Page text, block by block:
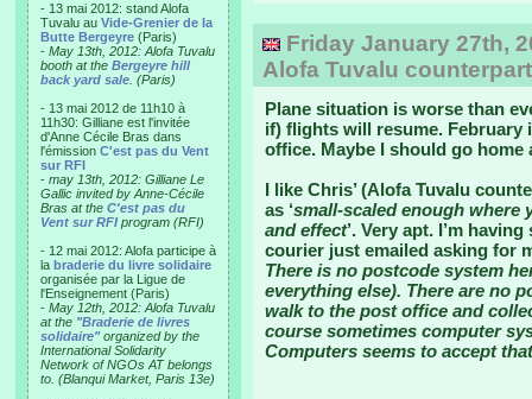
- 13 mai 2012: stand Alofa
Tuvalu au Vide-Grenier de la
Butte Bergeyre (Paris)
- May 13th, 2012: Alofa Tuvalu
booth at the Bergeyre hill
back yard sale . (Paris)
- 13 mai 2012 de 11h10 à
11h30: Gilliane est l'invitée
d'Anne Cécile Bras dans
l'émission C'est pas du Vent
sur RFI
- may 13th, 2012: Gilliane Le
Gallic invited by Anne-Cécile
Bras at the C'est pas du
Vent sur RFI program (RFI)
- 12 mai 2012: Alofa participe à
la braderie du livre solidaire
organisée par la Ligue de
l'Enseignement (Paris)
- May 12th, 2012: Alofa Tuvalu
at the "Braderie de livres
solidaire"organized by the
International Solidarity
Network of NGOs AT belongs
to. (Blanqui Market, Paris 13e)
Friday January 27th,
Alofa Tuvalu
Plane situation is worse than
if) flights will resume. February
office. Maybe I should go home
I like Chris’ (Alofa Tuvalu
as ‘small-scaled enough where
and effect’. Very apt. I’m
courier just emailed asking for
There is no postcode system
everything else). There are no
walk to the post office and
course sometimes computer
Computers seems to accept